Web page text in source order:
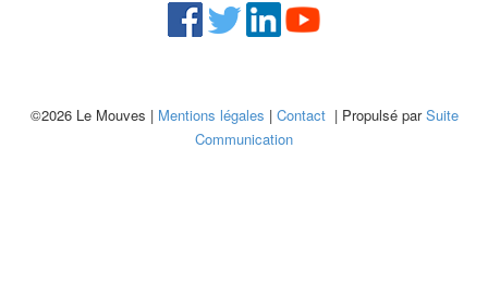
©2026 Le Mouves | Mentions légales | Contact| Propulsé parSuite
Communication